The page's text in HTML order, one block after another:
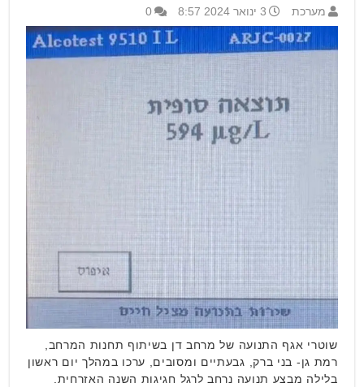
מערכת 3 ינואר 2024 8:57 0
שוטרי אגף התנועה של מרחב דן בשיתוף תחנות המרחב,
רמת גן- בני ברק, גבעתיים ומסובים, ערכו במהלך יום ראשון
בלילה מבצע תנועה נרחב לרגל חגיגות השנה האזרחית.